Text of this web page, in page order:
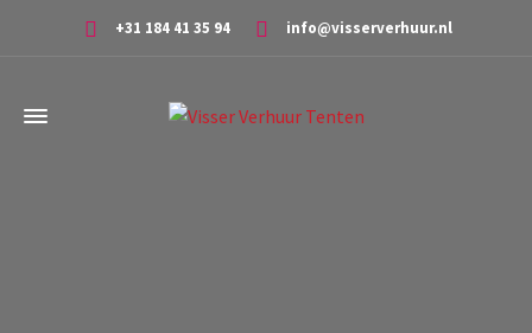
+31 184 41 35 94 info@visserverhuur.nl